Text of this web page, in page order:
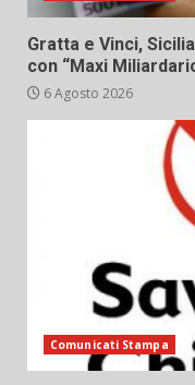
Gratta e Vinci,
con “Maxi
6 Agosto 2026
Comunicati Stampa